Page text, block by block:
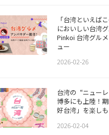
「台湾といえば
においしい台湾
Pinkoi 台湾グル
ュー
2026-02-26
台湾の“ニュー
博多にも上陸！
好台湾」を楽しも
2026-02-04